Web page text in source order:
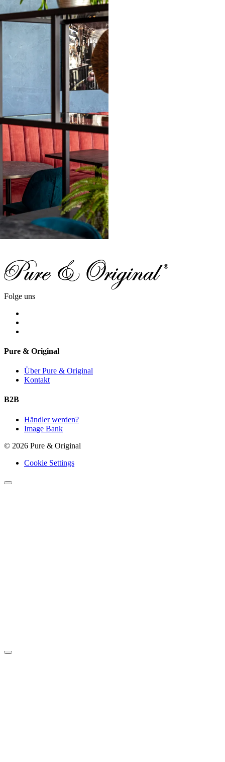
Folge uns
Pure & Original
Über Pure & Original
Kontakt
B2B
Händler werden?
Image Bank
© 2026 Pure & Original
Cookie Settings